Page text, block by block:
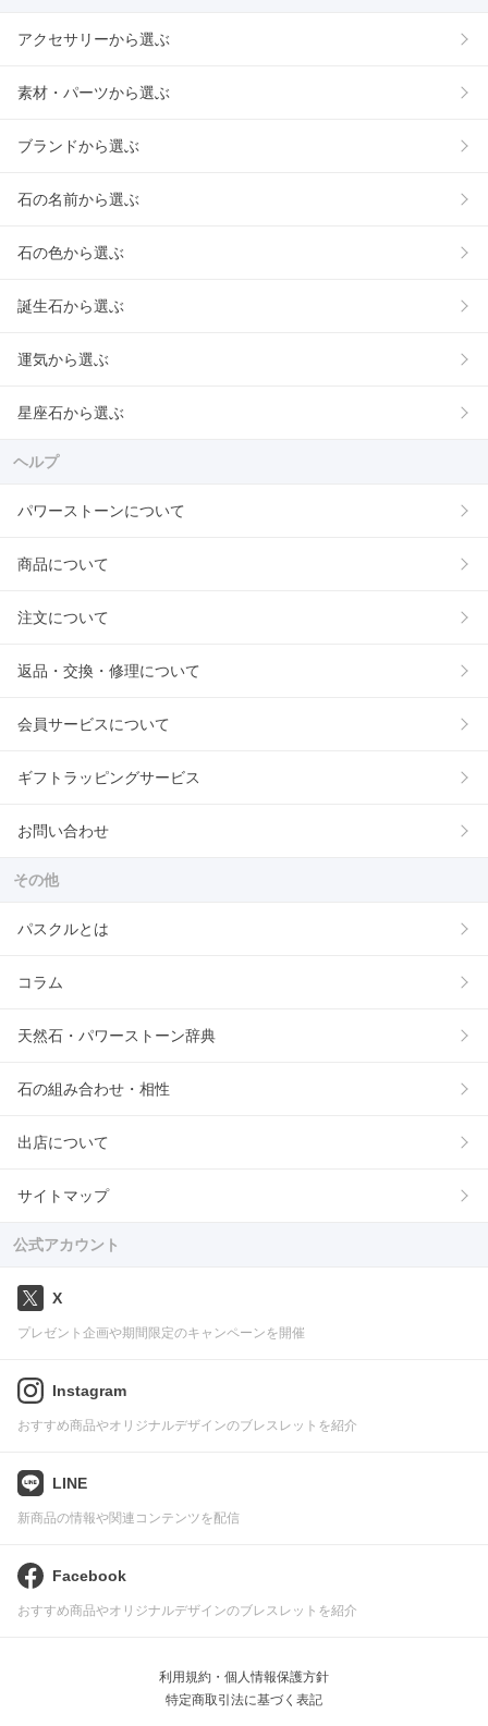
アクセサリーから選ぶ
素材・パーツから選ぶ
ブランドから選ぶ
石の名前から選ぶ
石の色から選ぶ
誕生石から選ぶ
運気から選ぶ
星座石から選ぶ
ヘルプ
パワーストーンについて
商品について
注文について
返品・交換・修理について
会員サービスについて
ギフトラッピングサービス
お問い合わせ
その他
パスクルとは
コラム
天然石・パワーストーン辞典
石の組み合わせ・相性
出店について
サイトマップ
公式アカウント
X
プレゼント企画や期間限定のキャンペーンを開催
Instagram
おすすめ商品やオリジナルデザインのブレスレットを紹介
LINE
新商品の情報や関連コンテンツを配信
Facebook
おすすめ商品やオリジナルデザインのブレスレットを紹介
利用規約・個人情報保護方針
特定商取引法に基づく表記